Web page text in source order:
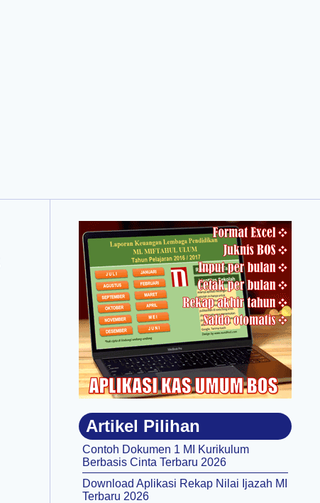
Artikel Pilihan
Contoh Dokumen 1 MI Kurikulum
Berbasis Cinta Terbaru 2026
Download Aplikasi Rekap Nilai Ijazah MI
Terbaru 2026